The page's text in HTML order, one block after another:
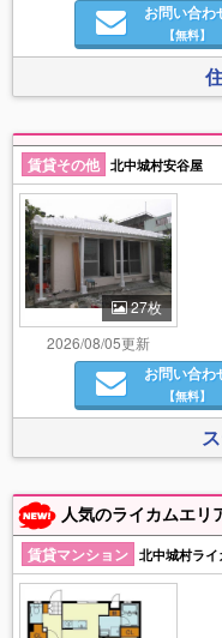
お問い合わ
【無料】
賃貸その他 北中城村安谷屋
27枚
2026/08/05更新
お問い合わ
【無料】
人気のライカムエリアの築浅
賃貸マンション 北中城村ライ